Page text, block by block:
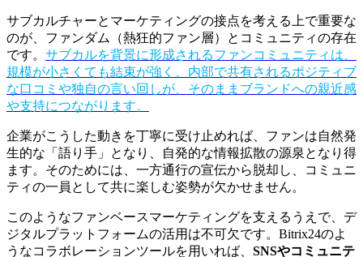
サブカルチャーとマーケティングの接点を考える上で重要な
のが、ファンダム（熱狂的ファン層）とコミュニティの存在
です。 サブカルを背景に形成されるファンコミュニティは、
規模が小さくても結束が強く、内部で共有されるポジティブ
な口コミや独自の言い回しが、そのままブランドへの親近感
や支持につながります。
企業がこうした動きを丁寧に受け止めれば、ファンは自然発
生的な「語り手」となり、自発的な情報拡散の源泉となり得
ます。そのためには、一方通行の宣伝から脱却し、コミュニ
ティの一員として共に楽しむ姿勢が欠かせません。
このようなファンベースマーケティングを支えるうえで、デ
ジタルプラットフォームの活用は不可欠です。Bitrix24のよ
うなコラボレーションツールを用いれば、 SNSやコミュニテ